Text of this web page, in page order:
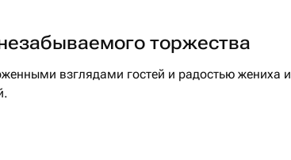
торжества
взглядами гостей и радостью жениха и